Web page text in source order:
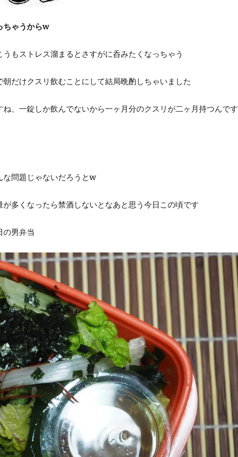
ちゃうからw
うもストレス溜まるとさすがに呑みたくなっちゃう
朝だけクスリ飲むことにして結局晩酌しちゃいました
ね、一錠しか飲んでないから一ヶ月分のクスリが二ヶ月持つんです
な問題じゃないだろうとw
が多くなったら禁酒しないとなあと思う今日この頃です
の男弁当